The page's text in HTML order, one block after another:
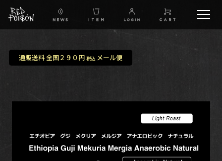
IG
通販送料 全国２９０円 税込メール便